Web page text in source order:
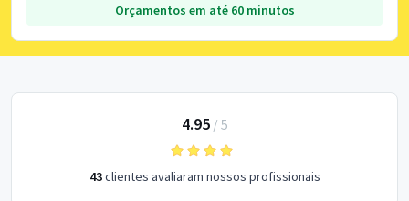
Orçamentos em até 60 minutos
4.95/ 5
43clientes avaliaram nossos profissionais